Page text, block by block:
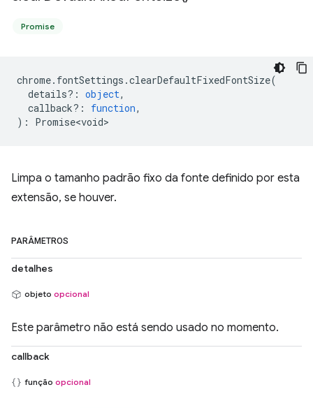
Promise
chrome. fontSettings .clearDefaultFixedFontSize(
details? : object,
callback? : function,
) : Promise<void>
Limpa o tamanho padrão fixo da fonte definido por esta
extensão, se houver.
PARÂMETROS
detalhes
objeto opcional
Este parâmetro não está sendo usado no momento.
callback
função opcional